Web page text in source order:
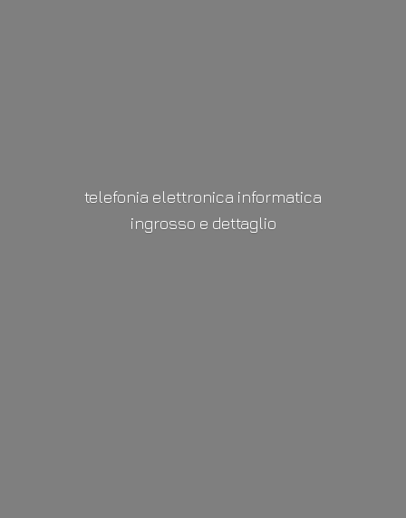
telefonia elettronica informatica
ingrosso e dettaglio